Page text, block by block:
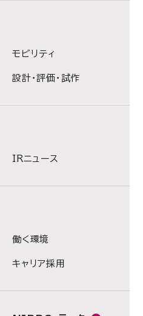
モビリティ
設計・評価・試作
IRニュース
働く環境
キャリア採用